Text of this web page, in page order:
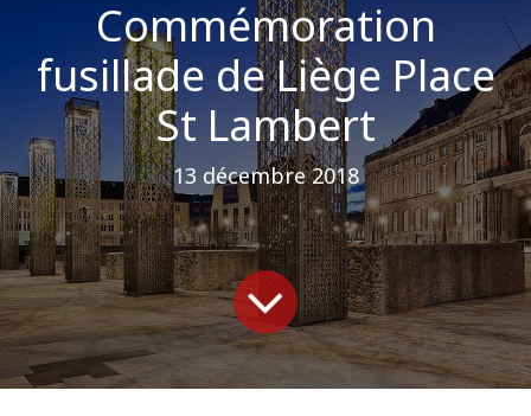
Commémoration
fusillade de Liège Place
St Lambert
13 décembre 2018